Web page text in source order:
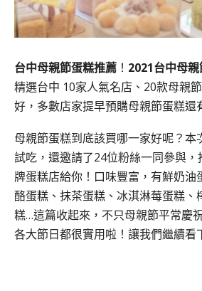
台中母親節蛋糕推薦 ！ 2021台中母
精選台中 10家人氣名店、20款母親
好，多數店家提早預購母親節蛋糕還
母親節蛋糕到底該買哪一家好呢？本
試吃，還邀請了24位粉絲一同參與
牌蛋糕店給你！口味豐富，有鮮奶油
酪蛋糕、抹茶蛋糕、冰淇淋莓蛋糕、
糕…這篇收起來，不只母親節平常慶
各大節日都很實用啦！讓我們繼續看